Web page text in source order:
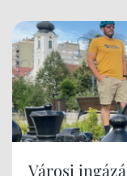
Városi